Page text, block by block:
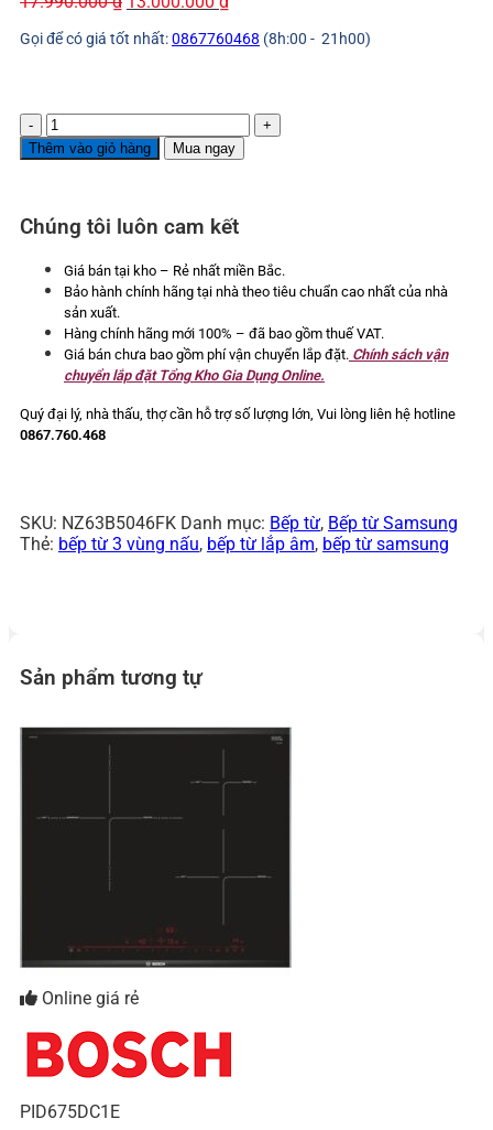
là:
tại
Gọi để có giá tốt nhất:0867760468 (8h:00 - 21h00)
Bếp
từ
3
Samsung
số
lượng
Thêm vào giỏ hàng Mua ngay
Chúng tôi luôn cam kết
Giá bán tại kho – Rẻ nhất miền Bắc.
Bảo hành chính hãng tại nhà theo tiêu chuẩn cao nhất của nhà
sản xuất.
Hàng chính hãng mới 100% – đã bao gồm thuế VAT.
Giá bán chưa bao gồm phí vận chuyển lắp đặt. Chính sách vận
chuyển lắp đặt Tổng Kho Gia Dụng Online.
Quý đại lý, nhà thấu, thợ cần hỗ trợ số lượng lớn, Vui lòng liên hệ hotline
0867.760.468
SKU: NZ63B5046FK Danh mục: Bếp từ, Bếp từ Samsung
Thẻ: bếp từ 3 vùng nấu, bếp từ lắp âm, bếp từ samsung
Sản phẩm tương tự
Online giá rẻ
PID675DC1E